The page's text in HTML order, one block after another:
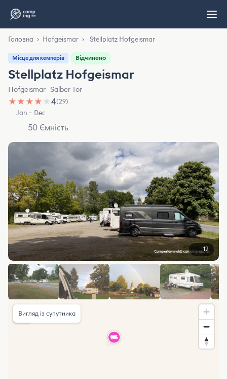
Головна › Hofgeismar › Stellplatz Hofgeismar
Місце для кемперів Відчинено
Stellplatz Hofgeismar
Hofgeismar · Sälber Tor
★ ★ ★ ★ ★4(29)
Jan – Dec
50 Ємність
12
Вигляд із супутника